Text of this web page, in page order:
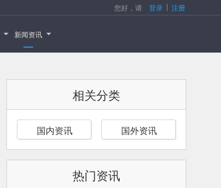
您好，请 登录 注册
新闻资讯
相关分类
国内资讯 国外资讯
热门资讯